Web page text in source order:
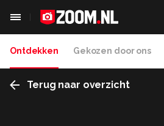
Ontdekken Gekozen door ons
Terug naar overzicht